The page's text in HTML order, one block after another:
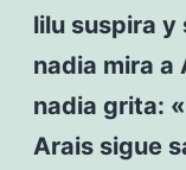
lilu suspira y
nadia mira a
nadia grita:
Arais sigue